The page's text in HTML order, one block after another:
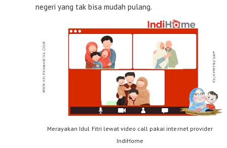
negeri yang tak bisa mudah pulang.
Merayakan Idul Fitri lewat video call pakai internet provider
IndiHome